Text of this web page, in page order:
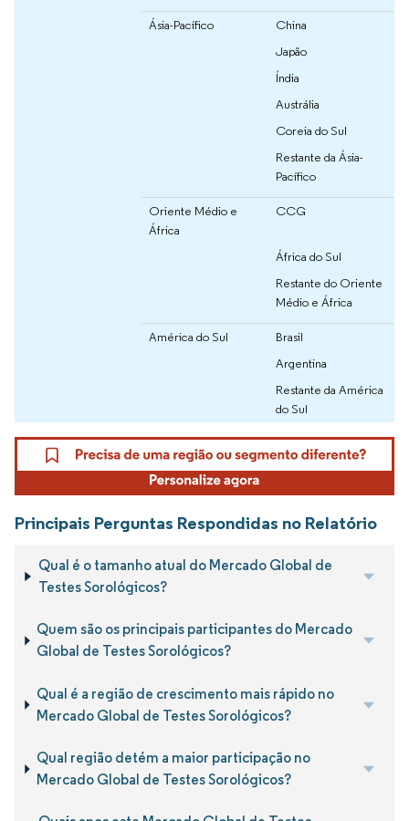
Ásia-Pacífico
China
Japão
Índia
Austrália
Coreia do Sul
Restante da Ásia-
Pacífico
Oriente Médio e
África
CCG
África do Sul
Restante do Oriente
Médio e África
América do Sul
Brasil
Argentina
Restante da América
do Sul
Principais Perguntas Respondidas no Relatório
Qual é o tamanho atual do Mercado Global de
Testes Sorológicos?
Quem são os principais participantes do Mercado
Global de Testes Sorológicos?
Qual é a região de crescimento mais rápido no
Mercado Global de Testes Sorológicos?
Qual região detém a maior participação no
Mercado Global de Testes Sorológicos?